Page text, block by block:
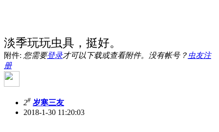
淡季玩玩虫具，挺好。
附件: 您需要登录才可以下载或查看附件。没有帐号？ 虫友注
册
2# 岁寒三友
2018-1-30 11:20:03